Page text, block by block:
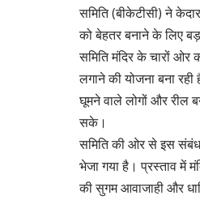
समिति (बीकेटीसी) ने
को बेहतर बनाने के लिए
समिति मंदिर के चारों
लगाने की योजना बना
घूमने वाले लोगों और रील
सके।
समिति की ओर से इस
भेजा गया है। प्रस्ताव में
की सुगम आवाजाही और